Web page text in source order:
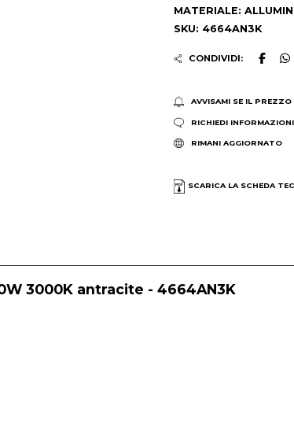
MATERIALE:
SKU: 4664AN3K
CONDIVIDI:
AVVISAMI SE IL PREZZO
RICHIEDI INFORMAZIONI
RIMANI AGGIORNATO
SCARICA LA SCHEDA
3000K antracite - 4664AN3K